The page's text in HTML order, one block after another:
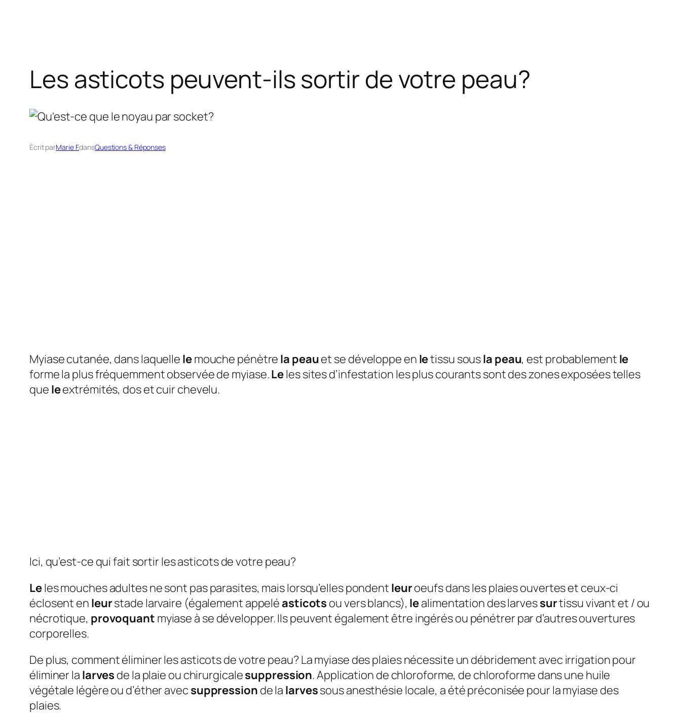
Les asticots peuvent-ils sortir de votre peau?
Écrit parMarie F.dansQuestions & Réponses
Myiase cutanée, dans laquelle lemouche pénètre la peauet se développe en letissu sousla peau, est probablement le
forme la plus fréquemment observée de myiase.Leles sites d’infestation les plus courants sont des zones exposées telles
que leextrémités, dos et cuir chevelu.
Ici, qu’est-ce qui fait sortir les asticots de votre peau?
Leles mouches adultes ne sont pas parasites, mais lorsqu’elles pondent leuroeufs dans les plaies ouvertes et ceux-ci
éclosent en leurstade larvaire (également appeléasticots ou vers blancs), lealimentation des larvessurtissu vivant et / ou
nécrotique, provoquant myiase à se développer. Ils peuvent également être ingérés ou pénétrer par d’autres ouvertures
corporelles.
De plus, comment éliminer les asticots de votre peau?La myiase des plaies nécessite un débridement avec irrigation pour
éliminer la larves de la plaie ou chirurgicalesuppression. Application de chloroforme, de chloroforme dans une huile
végétale légère ou d’éther avec suppression de la larvessous anesthésie locale, a été préconisée pour la myiase des
plaies.